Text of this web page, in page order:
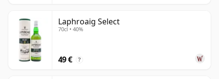
Laphroaig Select
70cl • 40%
49 € ?